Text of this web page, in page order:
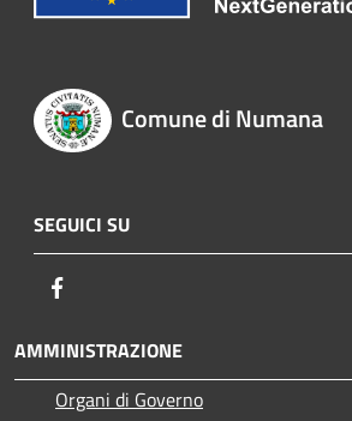
Comune di Numana
SEGUICI SU
AMMINISTRAZIONE
Organi di Governo